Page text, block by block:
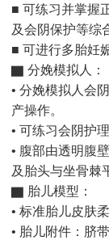
■ 可练习并掌握
及会阴保护等综
■ 可进行多胎妊
▇ 分娩模拟人：
• 分娩模拟人会
产操作。
• 可练习会阴护理
• 腹部由透明腹
及胎头与坐骨棘
▇ 胎儿模型：
• 标准胎儿皮肤
• 胎儿附件：脐